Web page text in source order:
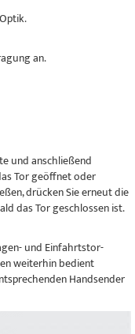
an.
und anschließend
Tor geöffnet oder
drücken Sie erneut die
das Tor geschlossen ist.
und Einfahrtstor-
weiterhin bedient
Handsender